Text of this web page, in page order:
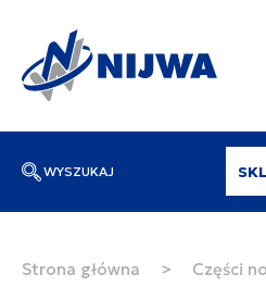
WYSZUKAJ
Wpisz numer
Strona główna > Części